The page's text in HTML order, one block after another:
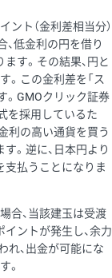
ト（金利差相当分）
、低金利の円を借り
す。その結果、円と
。この金利差を「ス
。GMOクリック証券
を採用しているた
利の高い通貨を買う
。逆に、日本円より
支払うことになりま
合、当該建玉は受渡
ントが発生し、余力
れ、出金が可能にな
。